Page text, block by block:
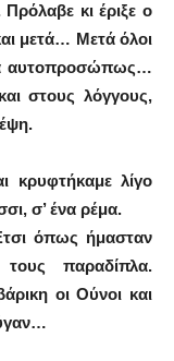
Πρόλαβε κι έριξε ο
μετά… Μετά όλοι
αυτοπροσώπως…
στους λόγγους,
κρυφτήκαμε λίγο
σ’ ένα ρέμα.
όπως ήμασταν
παραδίπλα.
οι Ούνοι και